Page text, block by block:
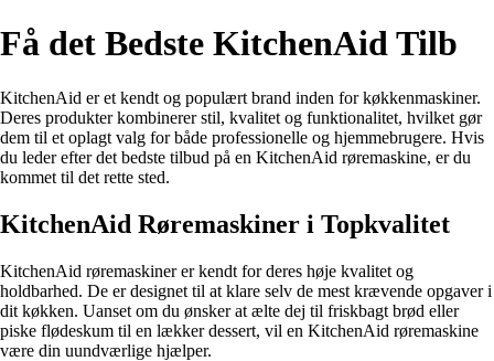
Få det Bedste KitchenAid Tilb
KitchenAid er et kendt og populært brand inden for køkkenmaskiner.
Deres produkter kombinerer stil, kvalitet og funktionalitet, hvilket gør
dem til et oplagt valg for både professionelle og hjemmebrugere. Hvis
du leder efter det bedste tilbud på en KitchenAid røremaskine, er du
kommet til det rette sted.
KitchenAid Røremaskiner i Topkvalitet
KitchenAid røremaskiner er kendt for deres høje kvalitet og
holdbarhed. De er designet til at klare selv de mest krævende opgaver i
dit køkken. Uanset om du ønsker at ælte dej til friskbagt brød eller
piske flødeskum til en lækker dessert, vil en KitchenAid røremaskine
være din uundværlige hjælper.